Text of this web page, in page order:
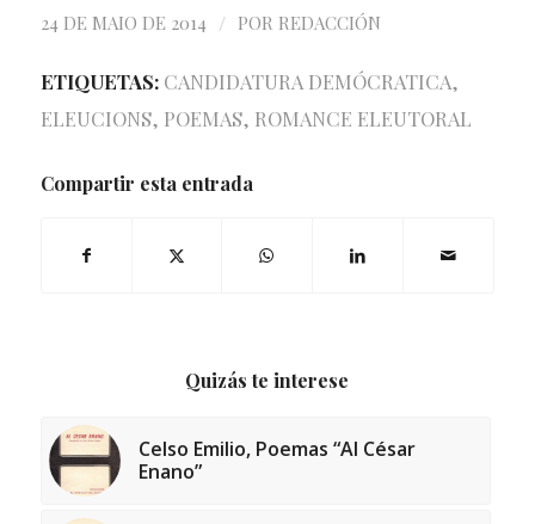
24 DE MAIO DE 2014 / POR REDACCIÓN
ETIQUETAS: CANDIDATURA DEMÓCRATICA,
ELEUCIONS, POEMAS, ROMANCE ELEUTORAL
Compartir esta entrada
Quizás te interese
Celso Emilio, Poemas “Al César
Enano”